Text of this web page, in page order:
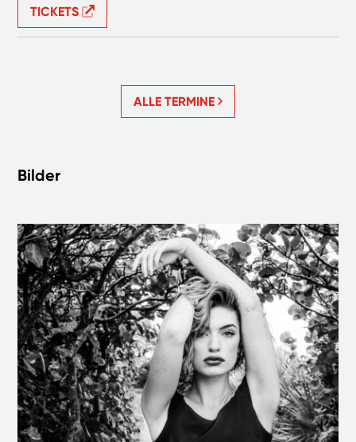
TICKETS
ALLE TERMINE
Bilder